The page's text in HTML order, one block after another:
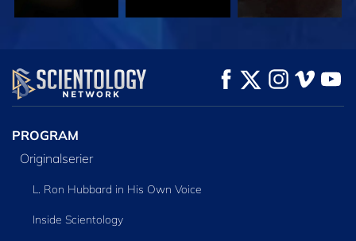
TITTA
UTFORSKA
SERIEN
PROGRAM
Originalserier
L. Ron Hubbard in His Own Voice
Inside Scientology